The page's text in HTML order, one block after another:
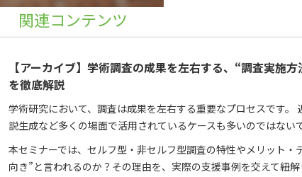
関連コンテンツ
【アーカイブ】学術調査の成果を左右する、“調査実施
を徹底解説
学術研究において、調査は成果を左右する重要なプロセスです
説生成など多くの場面で活用されているケースも多いのではない
本セミナーでは、セルフ型・非セルフ型調査の特性やメリット
向き”と言われるのか？その理由を、実際の支援事例を交えて紐